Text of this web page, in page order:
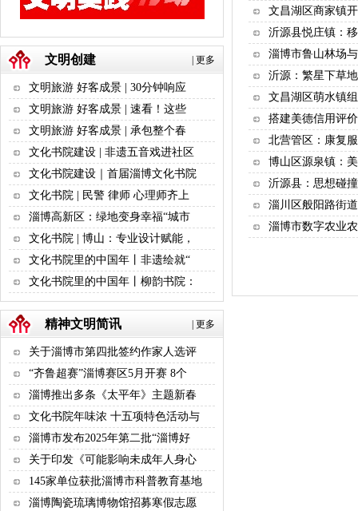
更多
文明创建
文明旅游 好客成景 | 30分钟响应
文明旅游 好客成景 | 速看！这些
文明旅游 好客成景 | 承包整个春
文化书院建设 | 非遗五音戏进社区
文化书院建设｜首届淄博文化书院
文化书院 | 民警 律师 心理师齐上
淄博高新区：绿地变身幸福“城市
文化书院 | 博山：专业设计赋能，
文化书院里的中国年丨非遗绘就“
文化书院里的中国年丨柳韵书院：
更多
精神文明简讯
关于淄博市第四批签约作家人选评
“齐鲁超赛”淄博赛区5月开赛 8个
淄博推出多条《太平年》主题新春
文化书院年味浓 十五项特色活动与
淄博市发布2025年第二批“淄博好
关于印发《可能影响未成年人身心
145家单位获批淄博市科普教育基地
淄博陶瓷琉璃博物馆招募寒假志愿
文昌湖区商家镇
沂源县悦庄镇：
淄博市鲁山林场
沂源：繁星下草
文昌湖区萌水镇
搭建美德信用评
北营管区：康复
博山区源泉镇：
沂源县：思想碰
淄川区般阳路街
淄博市数字农业